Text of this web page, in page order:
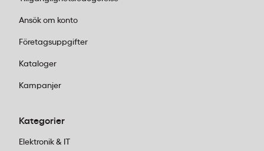
innan utskrift.
Hur många etiketter ingår i en förpackning Herma
mm.
Ansök om konto
Företagsuppgifter
Kataloger
Kampanjer
Kategorier
Elektronik & IT